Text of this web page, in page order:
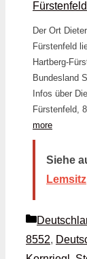
Der Ort
Fürstenfeld
Hartberg-
Bundesland
Infos über
Fürstenfeld,
more
Siehe
Lemsitz
8552,